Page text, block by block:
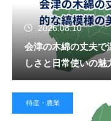
2026.08.10
会津の木綿の丈夫で
しさと日常使いの魅
特産・農業